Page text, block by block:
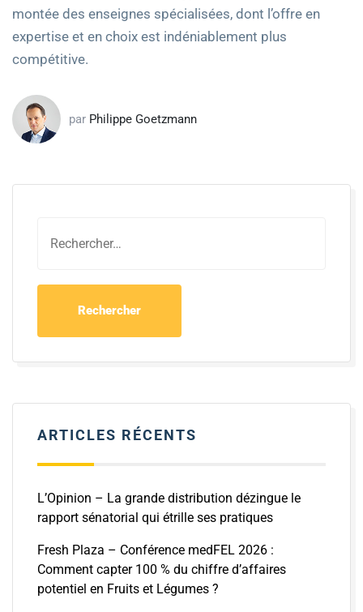
montée des enseignes spécialisées, dont l’offre en
expertise et en choix est indéniablement plus
compétitive.
par Philippe Goetzmann
ARTICLES RÉCENTS
L’Opinion – La grande distribution dézingue le
rapport sénatorial qui étrille ses pratiques
Fresh Plaza – Conférence medFEL 2026 :
Comment capter 100 % du chiffre d’affaires
potentiel en Fruits et Légumes ?